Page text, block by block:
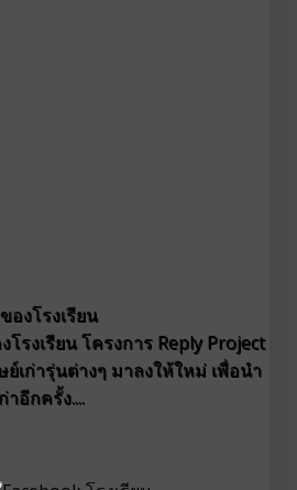
งโรงเรียน
รงเรียน โครงการ Reply Project
เก่ารุ่นต่างๆ มาลงให้ใหม่ เพื่อนำ
อีกครั้ง....